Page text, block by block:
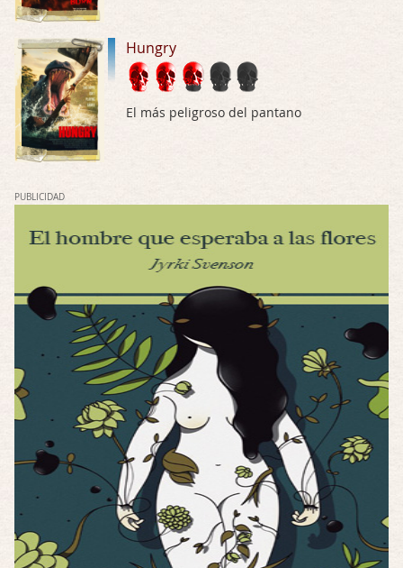
Possession
Por: Chupasangre
Mi opinión en su día. Su duracion me ha …
El eslabón podrido
Por: Luar
Por: FrancHis
Posesión Infernal: En Llamas
Por: FrancHis
Yo justo fui a verla ayer al cine y la ver …
Por encima de tu cadáver
Por: Luar
Interesante cuando avanza, le falta algo d …
Por encima de tu cadáver
Possession
Hungry
El más peligroso del pantano
PUBLICIDAD